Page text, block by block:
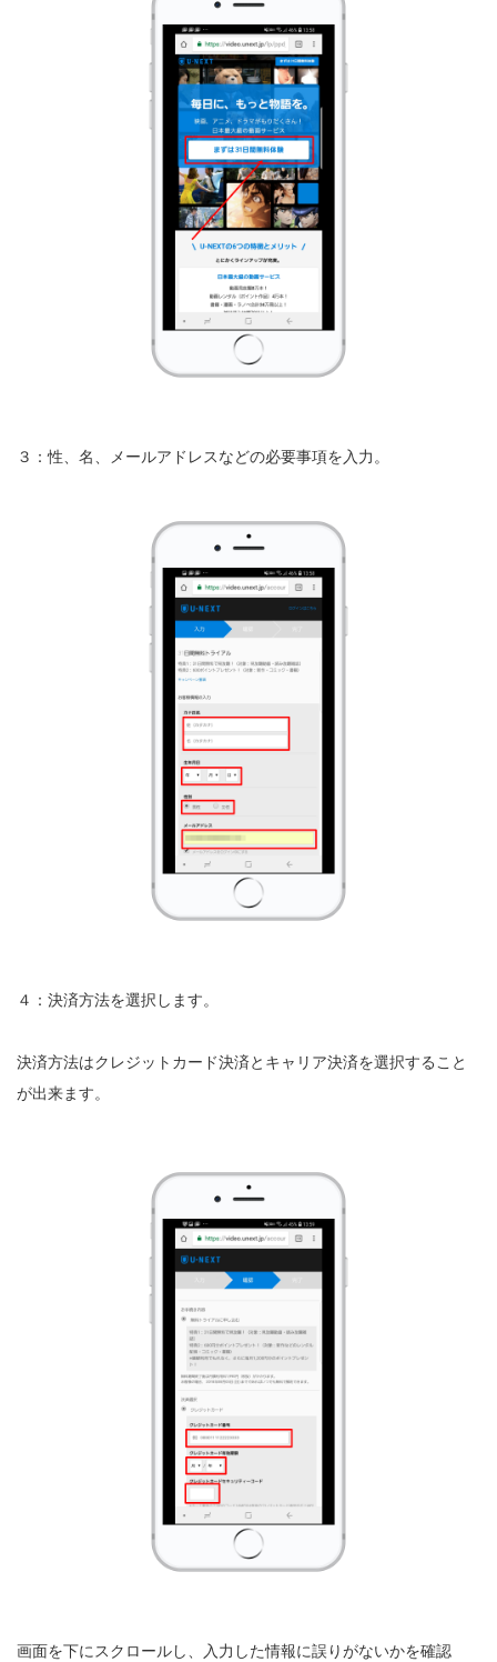
３：性、名、メールアドレスなどの必要事項を入力。
４：決済方法を選択します。
決済方法はクレジットカード決済とキャリア決済を選択すること
が出来ます。
画面を下にスクロールし、入力した情報に誤りがないかを確認